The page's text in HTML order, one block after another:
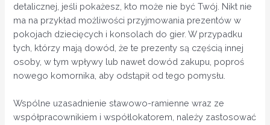
detalicznej, jeśli pokażesz, kto może nie być Twój. Nikt nie
ma na przykład możliwości przyjmowania prezentów w
pokojach dziecięcych i konsolach do gier. W przypadku
tych, którzy mają dowód, że te prezenty są częścią innej
osoby, w tym wpływy lub nawet dowód zakupu, poproś
nowego komornika, aby odstąpił od tego pomysłu.
Wspólne uzasadnienie stawowo-ramienne wraz ze
współpracownikiem i współlokatorem, należy zastosować